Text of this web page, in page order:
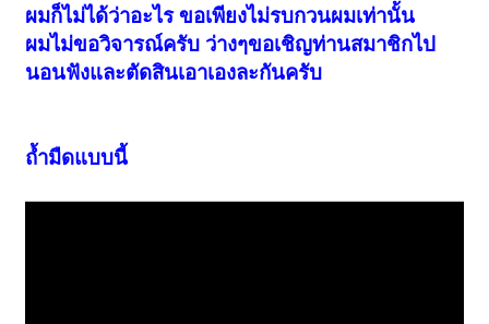
ผมก็ไม่ได้ว่าอะไร ขอเพียงไม่รบกวนผมเท่านั้น
ผมไม่ขอวิจารณ์ครับ ว่างๆขอเชิญท่านสมาชิกไป
นอนฟังและตัดสินเอาเองละกันครับ
ถ้ำมืดแบบนี้